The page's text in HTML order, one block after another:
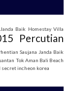
Baik Homestay Villa
Percutian
Saujana Janda Baik
Tok Aman Bali Beach
secret incheon korea